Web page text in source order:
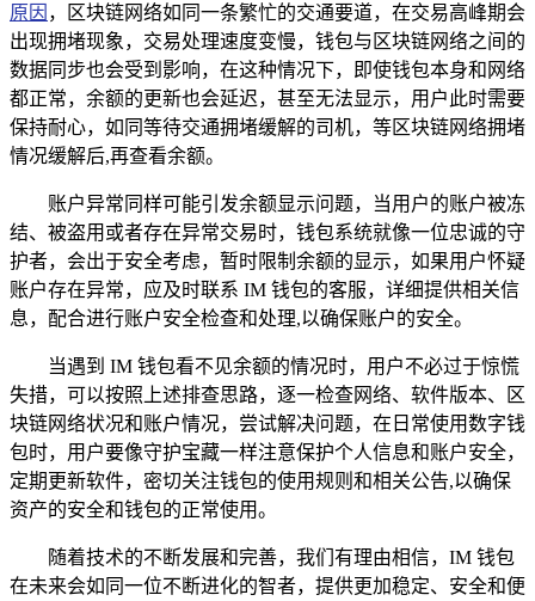
原因 ，区块链网络如同一条繁忙的交通要道，在交易高峰期会
出现拥堵现象，交易处理速度变慢，钱包与区块链网络之间的
数据同步也会受到影响，在这种情况下，即使钱包本身和网络
都正常，余额的更新也会延迟，甚至无法显示，用户此时需要
保持耐心，如同等待交通拥堵缓解的司机，等区块链网络拥堵
情况缓解后,再查看余额。
账户异常同样可能引发余额显示问题，当用户的账户被冻
结、被盗用或者存在异常交易时，钱包系统就像一位忠诚的守
护者，会出于安全考虑，暂时限制余额的显示，如果用户怀疑
账户存在异常，应及时联系 IM 钱包的客服，详细提供相关信
息，配合进行账户安全检查和处理,以确保账户的安全。
当遇到 IM 钱包看不见余额的情况时，用户不必过于惊慌
失措，可以按照上述排查思路，逐一检查网络、软件版本、区
块链网络状况和账户情况，尝试解决问题，在日常使用数字钱
包时，用户要像守护宝藏一样注意保护个人信息和账户安全，
定期更新软件，密切关注钱包的使用规则和相关公告,以确保
资产的安全和钱包的正常使用。
随着技术的不断发展和完善，我们有理由相信，IM 钱包
在未来会如同一位不断进化的智者，提供更加稳定、安全和便